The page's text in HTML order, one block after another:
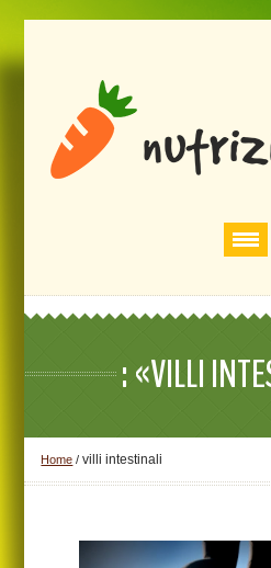
: «VILLI
Home /villi intestinali